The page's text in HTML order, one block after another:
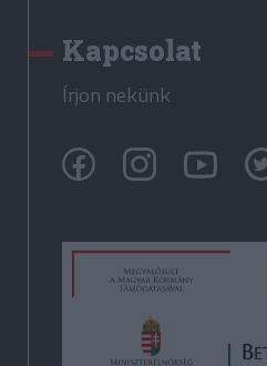
Kapcsolat
Írjon nekünk